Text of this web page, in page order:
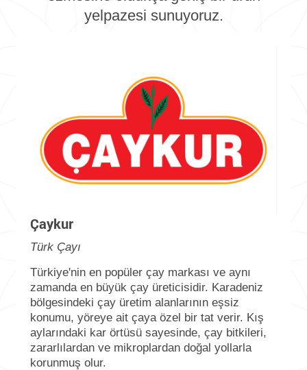
yelpazesi sunuyoruz.
Çaykur
Türk Çayı
Türkiye'nin en popüler çay markası ve aynı
zamanda en büyük çay üreticisidir. Karadeniz
bölgesindeki çay üretim alanlarının eşsiz
konumu, yöreye ait çaya özel bir tat verir. Kış
aylarındaki kar örtüsü sayesinde, çay bitkileri,
zararlılardan ve mikroplardan doğal yollarla
korunmuş olur.